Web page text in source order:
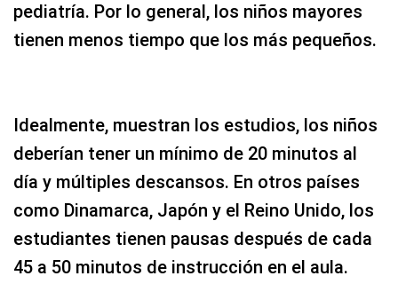
pediatría. Por lo general, los niños mayores
tienen menos tiempo que los más pequeños.
Idealmente, muestran los estudios, los niños
deberían tener un mínimo de 20 minutos al
día y múltiples descansos. En otros países
como Dinamarca, Japón y el Reino Unido, los
estudiantes tienen pausas después de cada
45 a 50 minutos de instrucción en el aula.